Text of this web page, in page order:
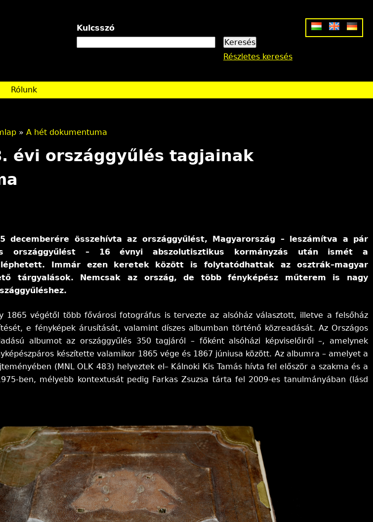
Kulcsszó
Részletes keresés
» A hét dokumentuma
évi országgyűlés tagjainak
decemberére összehívta az országgyűlést, Magyarország – leszámítva a pár
országgyűlést – 16 évnyi abszolutisztikus kormányzás után ismét a
Immár ezen keretek között is folytatódhattak az osztrák–magyar
tárgyalások. Nemcsak az ország, de több fényképész műterem is nagy
1865 végétől több fővárosi fotográfus is tervezte az alsóház választott, illetve a felsőház
e fényképek árusítását, valamint díszes albumban történő közreadását. Az Országos
albumot az országgyűlés 350 tagjáról – főként alsóházi képviselőiről –, amelynek
készítette valamikor 1865 vége és 1867 júniusa között. Az albumra – amelyet a
(MNL OLK 483) helyeztek el– Kálnoki Kis Tamás hívta fel először a szakma és a
ben, mélyebb kontextusát pedig Farkas Zsuzsa tárta fel 2009-es tanulmányában (lásd
Rólunk